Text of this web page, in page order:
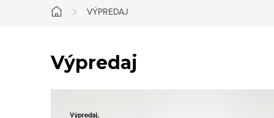
Domov
VÝPREDAJ
Výpredaj